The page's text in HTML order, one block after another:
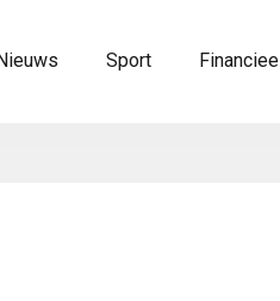
Nieuws Sport Financieel